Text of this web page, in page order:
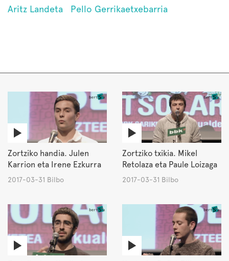
Aritz Landeta Pello Gerrikaetxebarria
Zortziko handia. Julen
Karrion eta Irene Ezkurra
2017-03-31 Bilbo
Zortziko txikia. Mikel
Retolaza eta Paule Loizaga
2017-03-31 Bilbo